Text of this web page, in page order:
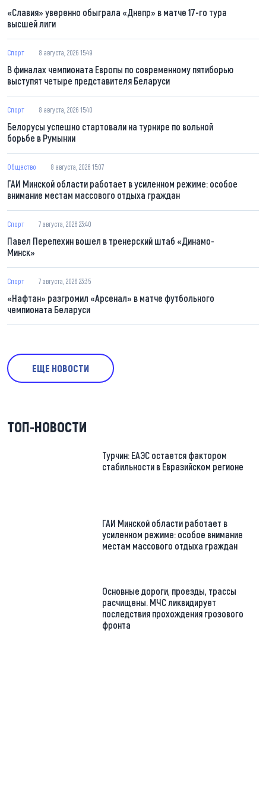
«Славия» уверенно обыграла «Днепр» в матче 17-го тура
высшей лиги
Спорт 8 августа, 2026 15:49
В финалах чемпионата Европы по современному пятиборью
выступят четыре представителя Беларуси
Спорт 8 августа, 2026 15:40
Белорусы успешно стартовали на турнире по вольной
борьбе в Румынии
Общество 8 августа, 2026 15:07
ГАИ Минской области работает в усиленном режиме: особое
внимание местам массового отдыха граждан
Спорт 7 августа, 2026 23:40
Павел Перепехин вошел в тренерский штаб «Динамо-
Минск»
Спорт 7 августа, 2026 23:35
«Нафтан» разгромил «Арсенал» в матче футбольного
чемпионата Беларуси
ЕЩЕ НОВОСТИ
ТОП-НОВОСТИ
Турчин: ЕАЭС остается фактором
стабильности в Евразийском регионе
ГАИ Минской области работает в
усиленном режиме: особое внимание
местам массового отдыха граждан
Основные дороги, проезды, трассы
расчищены. МЧС ликвидирует
последствия прохождения грозового
фронта